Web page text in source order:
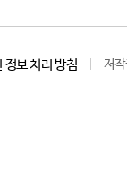
정보 처리 방침 저